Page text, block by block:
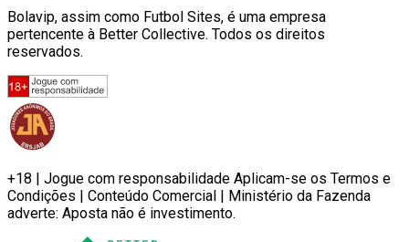
Bolavip, assim como Futbol Sites, é uma empresa
pertencente à Better Collective. Todos os direitos
reservados.
+18 | Jogue com responsabilidade Aplicam-se os Termos e
Condições | Conteúdo Comercial | Ministério da Fazenda
adverte: Aposta não é investimento.